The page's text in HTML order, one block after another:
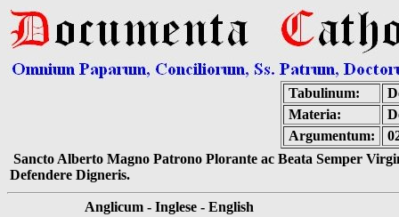
Tabulinum:
Materia:
Argumentum:
Sancto Alberto Magno Patrono Plorante ac Beata Semper
Defendere Digneris.
Anglicum - Inglese - English